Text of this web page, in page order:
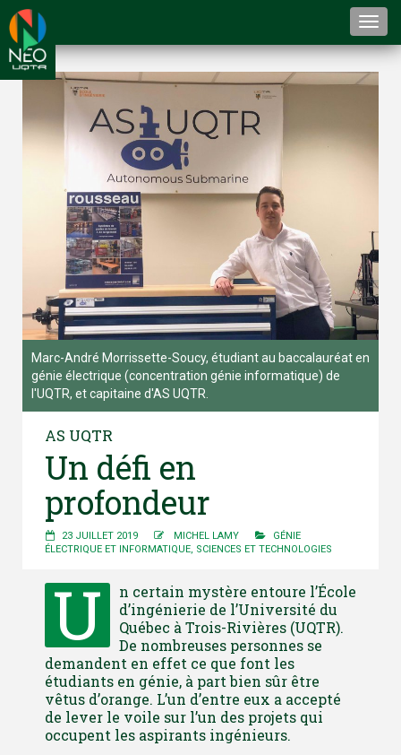
Marc-André Morrissette-Soucy, étudiant au baccalauréat en
génie électrique (concentration génie informatique) de
l'UQTR, et capitaine d'AS UQTR.
AS UQTR
Un défi en
profondeur
23 JUILLET 2019 MICHEL LAMY
GÉNIE
ÉLECTRIQUE ET INFORMATIQUE SCIENCES ET TECHNOLOGIES
U
n certain mystère entoure l’École
d’ingénierie de l’Université du
Québec à Trois-Rivières (UQTR).
De nombreuses personnes se
demandent en effet ce que font les
étudiants en génie, à part bien sûr être
vêtus d’orange. L’un d’entre eux a accepté
de lever le voile sur l’un des projets qui
occupent les aspirants ingénieurs.